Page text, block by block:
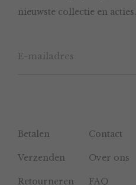
nieuwste collectie en acties.
Betalen Contact
Verzenden Over ons
Retourneren FAQ